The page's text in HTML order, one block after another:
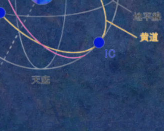
は、ホロスコープ上の感受点であり、これ